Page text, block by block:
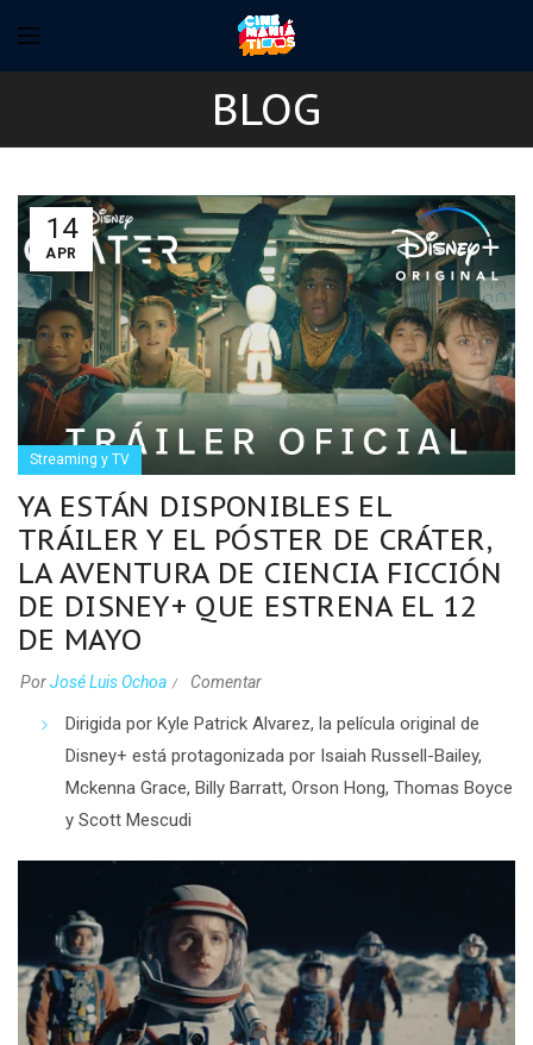
BLOG
14
APR
Streaming y TV
YA ESTÁN DISPONIBLES EL
TRÁILER Y EL PÓSTER DE CRÁTER,
LA AVENTURA DE CIENCIA FICCIÓN
DE DISNEY+ QUE ESTRENA EL 12
DE MAYO
PorJosé Luis Ochoa Comentar
Dirigida por Kyle Patrick Alvarez, la película original de
Disney+ está protagonizada por Isaiah Russell-Bailey,
Mckenna Grace, Billy Barratt, Orson Hong, Thomas Boyce
y Scott Mescudi